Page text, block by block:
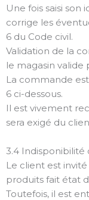
Une fois saisi
corrige les
6 du Code civil.
Validation de la
le magasin
La commande
6 ci-dessous.
Il est vivement
sera exigé du
3.4 Indisponibilité
Le client est
produits fait état
Toutefois, il est